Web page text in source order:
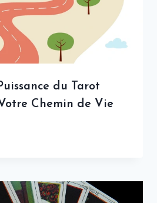
du Tarot
Chemin de Vie